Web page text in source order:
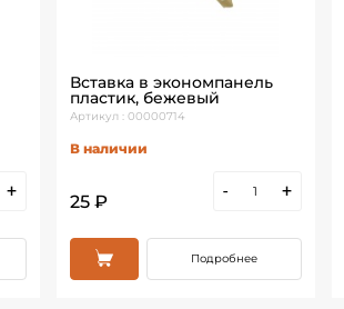
+
Вставка в экономпанель
пластик, бежевый
Артикул : 00000714
В наличии
25 ₽
- +
Подробнее